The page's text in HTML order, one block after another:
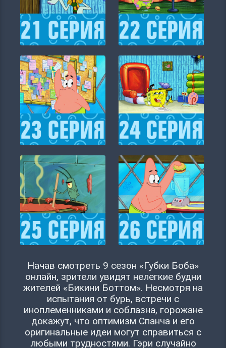
Начав смотреть 9 сезон «Губки Боба»
онлайн, зрители увидят нелегкие будни
жителей «Бикини Боттом». Несмотря на
испытания от бурь, встречи с
иноплеменниками и соблазна, горожане
докажут, что оптимизм Спанча и его
оригинальные идеи могут справиться с
любыми трудностями. Гэри случайно